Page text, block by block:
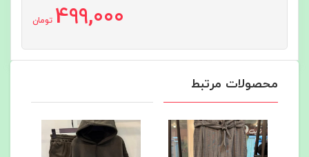
499,000 تومان
محصولات مرتبط